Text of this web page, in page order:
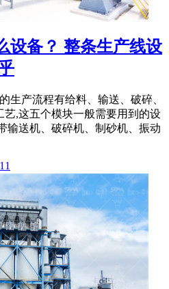
设备？ 整条生产线设
生产流程有给料、输送、破碎、
艺,这五个模块一般需要用到的设
输送机、破碎机、制砂机、振动